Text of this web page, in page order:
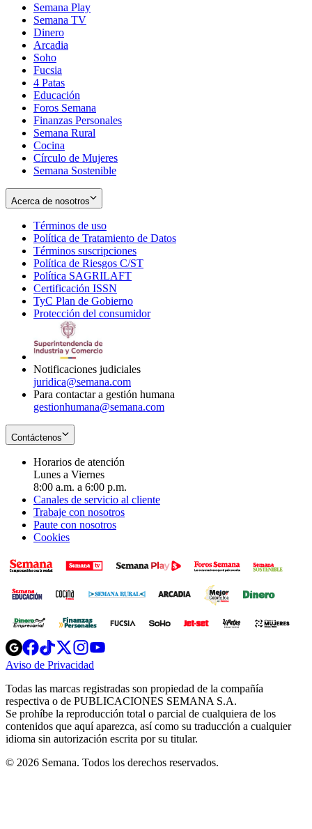
Semana Play
Semana TV
Dinero
Arcadia
Soho
in
new
window
Fucsia
in
new
window
4 Patas
Educación
Foros Semana
Finanzas Personales
Semana Rural
Cocina
Círculo de Mujeres
Semana Sostenible
Acerca de nosotros
Términos de uso
in
new
window
Política de Tratamiento de Datos
Términos suscripciones
in
Política de Riesgos C/ST
Política SAGRILAFT
new
window
Certificación ISSN
in
new
TyC Plan de Gobierno
in
Protección del consumidorOpens
Notificaciones judiciales
juridica@semana.com
Para contactar a gestión humana
gestionhumana@semana.com
Contáctenos
Horarios de atención
Lunes a Viernes
8:00 a.m. a 6:00 p.m.
Canales de servicio al cliente
Trabaje con nosotros
Paute con nosotros
Cookies
Opens
in
new
Opens
in
new
Opens
in
new
window
Opens
new
windowwindow
Aviso de Privacidad
new
window
Todas las marcas registradas son propiedad de la compañía
respectiva o de PUBLICACIONES SEMANA S.A.
Se prohíbe la reproducción total o parcial de cualquiera de los
contenidos que aquí aparezca, así como su traducción a cualquier
idioma sin autorización escrita por su titular.
© 2026 Semana. Todos los derechos reservados.